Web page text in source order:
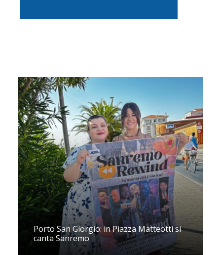
Porto San Giorgio: in Piazza Matteotti si
canta Sanremo